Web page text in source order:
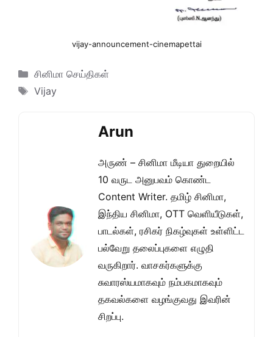
vijay-announcement-cinemapettai
Categories
சினிமா செய்திகள்
Tags
Vijay
Arun
அருண் – சினிமா மீடியா துறையில்
10 வருட அனுபவம் கொண்ட
Content Writer. தமிழ் சினிமா,
இந்திய சினிமா, OTT வெளியீடுகள்,
பாடல்கள், ரசிகர் நிகழ்வுகள் உள்ளிட்ட
பல்வேறு தலைப்புகளை எழுதி
வருகிறார். வாசகர்களுக்கு
சுவாரஸ்யமாகவும் நம்பகமாகவும்
தகவல்களை வழங்குவது இவரின்
சிறப்பு.